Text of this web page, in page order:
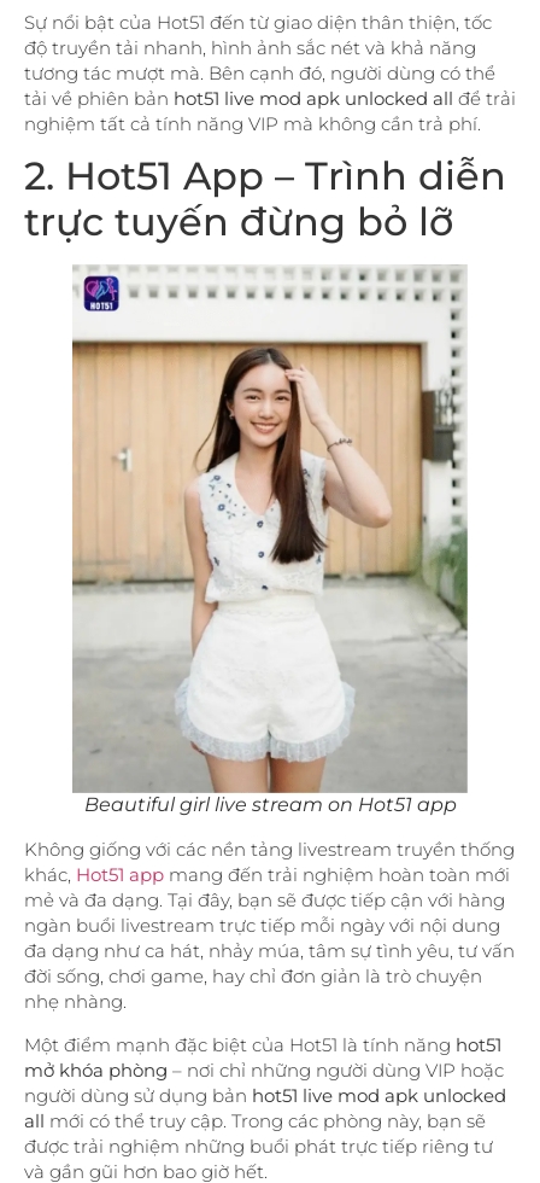
Sự nổi bật của Hot51 đến từ giao diện thân thiện, tốc
độ truyền tải nhanh, hình ảnh sắc nét và khả năng
tương tác mượt mà. Bên cạnh đó, người dùng có thể
tải về phiên bản hot51 live mod apk unlocked all để trải
nghiệm tất cả tính năng VIP mà không cần trả phí.
2. Hot51 App – Trình diễn
trực tuyến đừng bỏ lỡ
Beautiful girl live stream on Hot51 app
Không giống với các nền tảng livestream truyền thống
khác, Hot51 app mang đến trải nghiệm hoàn toàn mới
mẻ và đa dạng. Tại đây, bạn sẽ được tiếp cận với hàng
ngàn buổi livestream trực tiếp mỗi ngày với nội dung
đa dạng như ca hát, nhảy múa, tâm sự tình yêu, tư vấn
đời sống, chơi game, hay chỉ đơn giản là trò chuyện
nhẹ nhàng.
Một điểm mạnh đặc biệt của Hot51 là tính năng hot51
mở khóa phòng – nơi chỉ những người dùng VIP hoặc
người dùng sử dụng bản hot51 live mod apk unlocked
all mới có thể truy cập. Trong các phòng này, bạn sẽ
được trải nghiệm những buổi phát trực tiếp riêng tư
và gần gũi hơn bao giờ hết.